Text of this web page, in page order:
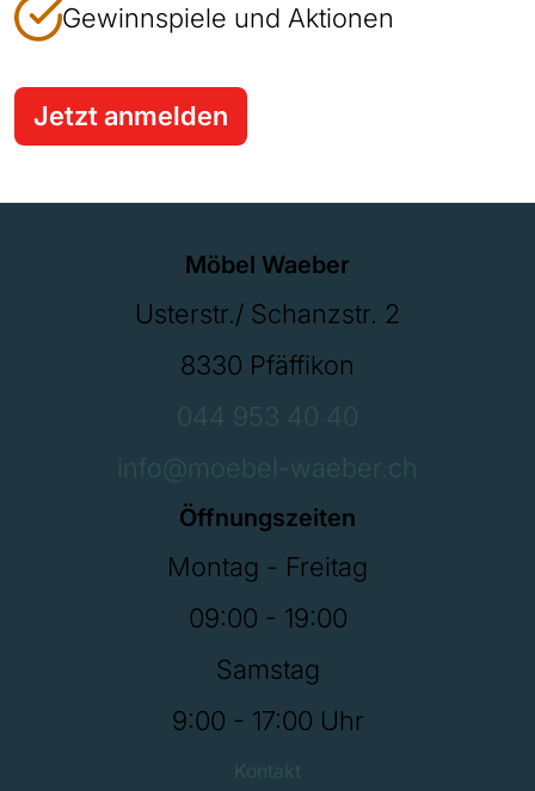
Gewinnspiele und Aktionen
Jetzt anmelden
Möbel Waeber
Usterstr./ Schanzstr. 2
8330 Pfäffikon
044 953 40 40
info@moebel-waeber.ch
Öffnungszeiten
Montag - Freitag
09:00 - 19:00
Samstag
9:00 - 17:00 Uhr
Kontakt